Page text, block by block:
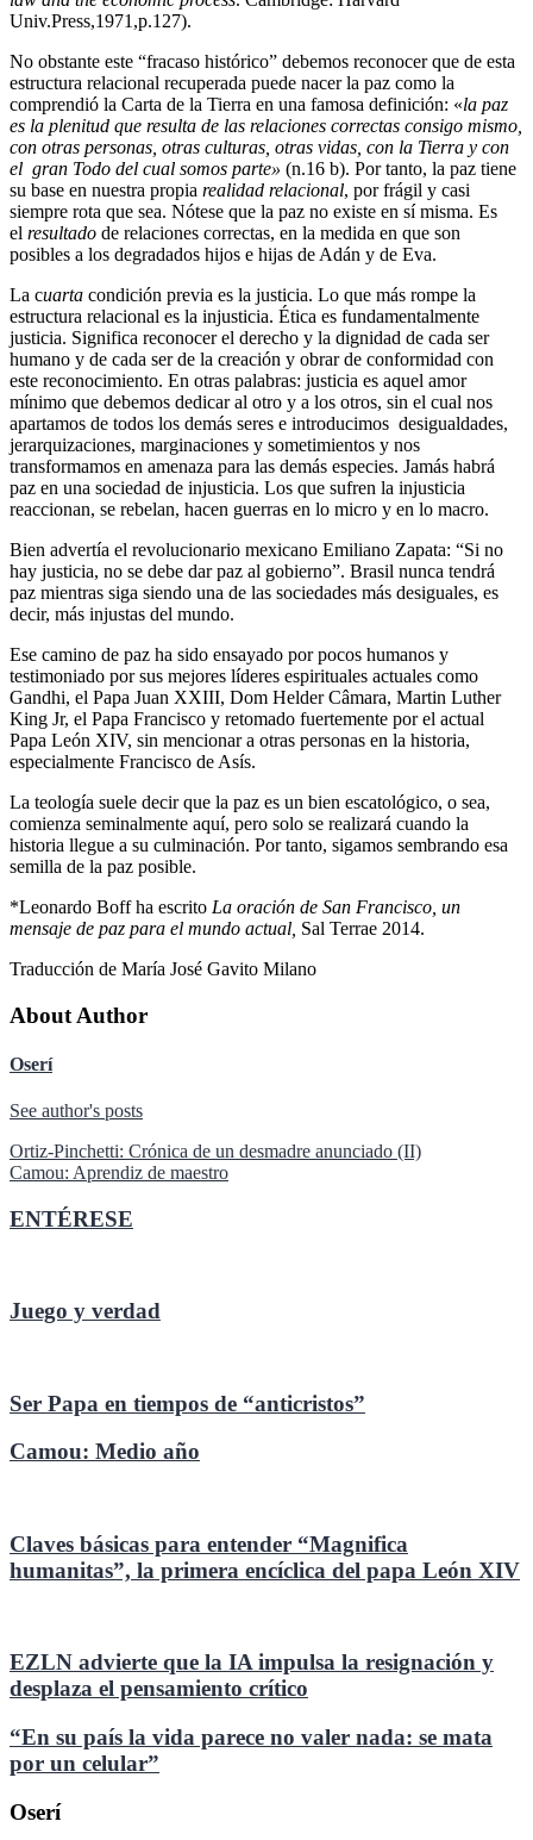
Univ.Press,1971,p.127).
No obstante este “fracaso histórico” debemos reconocer que de esta
estructura relacional recuperada puede nacer la paz como la
comprendió la Carta de la Tierra en una famosa definición: «la paz
es la plenitud que resulta de las relaciones correctas consigo mismo,
con otras personas, otras culturas, otras vidas, con la Tierra y con
el gran Todo del cual somos parte» (n.16 b). Por tanto, la paz tiene
su base en nuestra propia realidad relacional, por frágil y casi
siempre rota que sea. Nótese que la paz no existe en sí misma. Es
el resultado de relaciones correctas, en la medida en que son
posibles a los degradados hijos e hijas de Adán y de Eva.
La cuarta condición previa es la justicia. Lo que más rompe la
estructura relacional es la injusticia. Ética es fundamentalmente
justicia. Significa reconocer el derecho y la dignidad de cada ser
humano y de cada ser de la creación y obrar de conformidad con
este reconocimiento. En otras palabras: justicia es aquel amor
mínimo que debemos dedicar al otro y a los otros, sin el cual nos
apartamos de todos los demás seres e introducimos desigualdades,
jerarquizaciones, marginaciones y sometimientos y nos
transformamos en amenaza para las demás especies. Jamás habrá
paz en una sociedad de injusticia. Los que sufren la injusticia
reaccionan, se rebelan, hacen guerras en lo micro y en lo macro.
Bien advertía el revolucionario mexicano Emiliano Zapata: “Si no
hay justicia, no se debe dar paz al gobierno”. Brasil nunca tendrá
paz mientras siga siendo una de las sociedades más desiguales, es
decir, más injustas del mundo.
Ese camino de paz ha sido ensayado por pocos humanos y
testimoniado por sus mejores líderes espirituales actuales como
Gandhi, el Papa Juan XXIII, Dom Helder Câmara, Martin Luther
King Jr, el Papa Francisco y retomado fuertemente por el actual
Papa León XIV, sin mencionar a otras personas en la historia,
especialmente Francisco de Asís.
La teología suele decir que la paz es un bien escatológico, o sea,
comienza seminalmente aquí, pero solo se realizará cuando la
historia llegue a su culminación. Por tanto, sigamos sembrando esa
semilla de la paz posible.
*Leonardo Boff ha escrito La oración de San Francisco, un
mensaje de paz para el mundo actual, Sal Terrae 2014.
Traducción de María José Gavito Milano
About Author
Oserí
See author's posts
Navegación
de
entradas
Ortiz-Pinchetti: Crónica de un desmadre anunciado (II)
Camou: Aprendiz de maestro
ENTÉRESE
Juego y verdad
Ser Papa en tiempos de “anticristos”
Camou: Medio año
Claves básicas para entender “Magnifica
humanitas”, la primera encíclica del papa León XIV
EZLN advierte que la IA impulsa la resignación y
desplaza el pensamiento crítico
“En su país la vida parece no valer nada: se mata
por un celular”
Oserí